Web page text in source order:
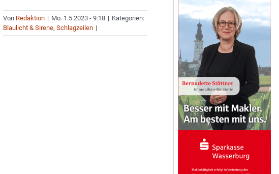
Von Redaktion | Mo. 1.5.2023 - 9:18 | Kategorien:
Blaulicht & Sirene,Schlagzeilen |